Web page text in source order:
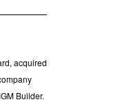
acquired
Builder.